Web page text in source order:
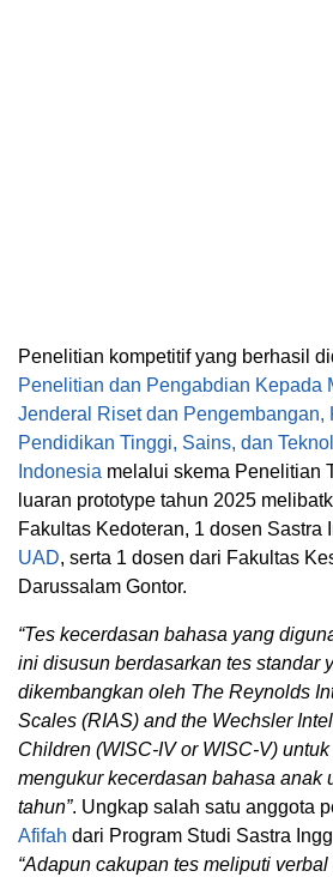
Penelitian kompetitif yang berhasil
Penelitian dan Pengabdian Kepada
Jenderal Riset dan Pengembangan,
Pendidikan Tinggi, Sains, dan
Indonesia melalui skema Penelitian
luaran prototype tahun 2025
Fakultas Kedoteran, 1 dosen Sastra
UAD, serta 1 dosen dari Fakultas
Darussalam Gontor.
“Tes kecerdasan bahasa yang
ini disusun berdasarkan tes standar
dikembangkan oleh The Reynolds
Scales (RIAS) and the Wechsler
Children (WISC-IV or WISC-V)
mengukur kecerdasan bahasa anak
tahun”. Ungkap salah satu anggota
Afifah dari Program Studi Sastra
“Adapun cakupan tes meliputi